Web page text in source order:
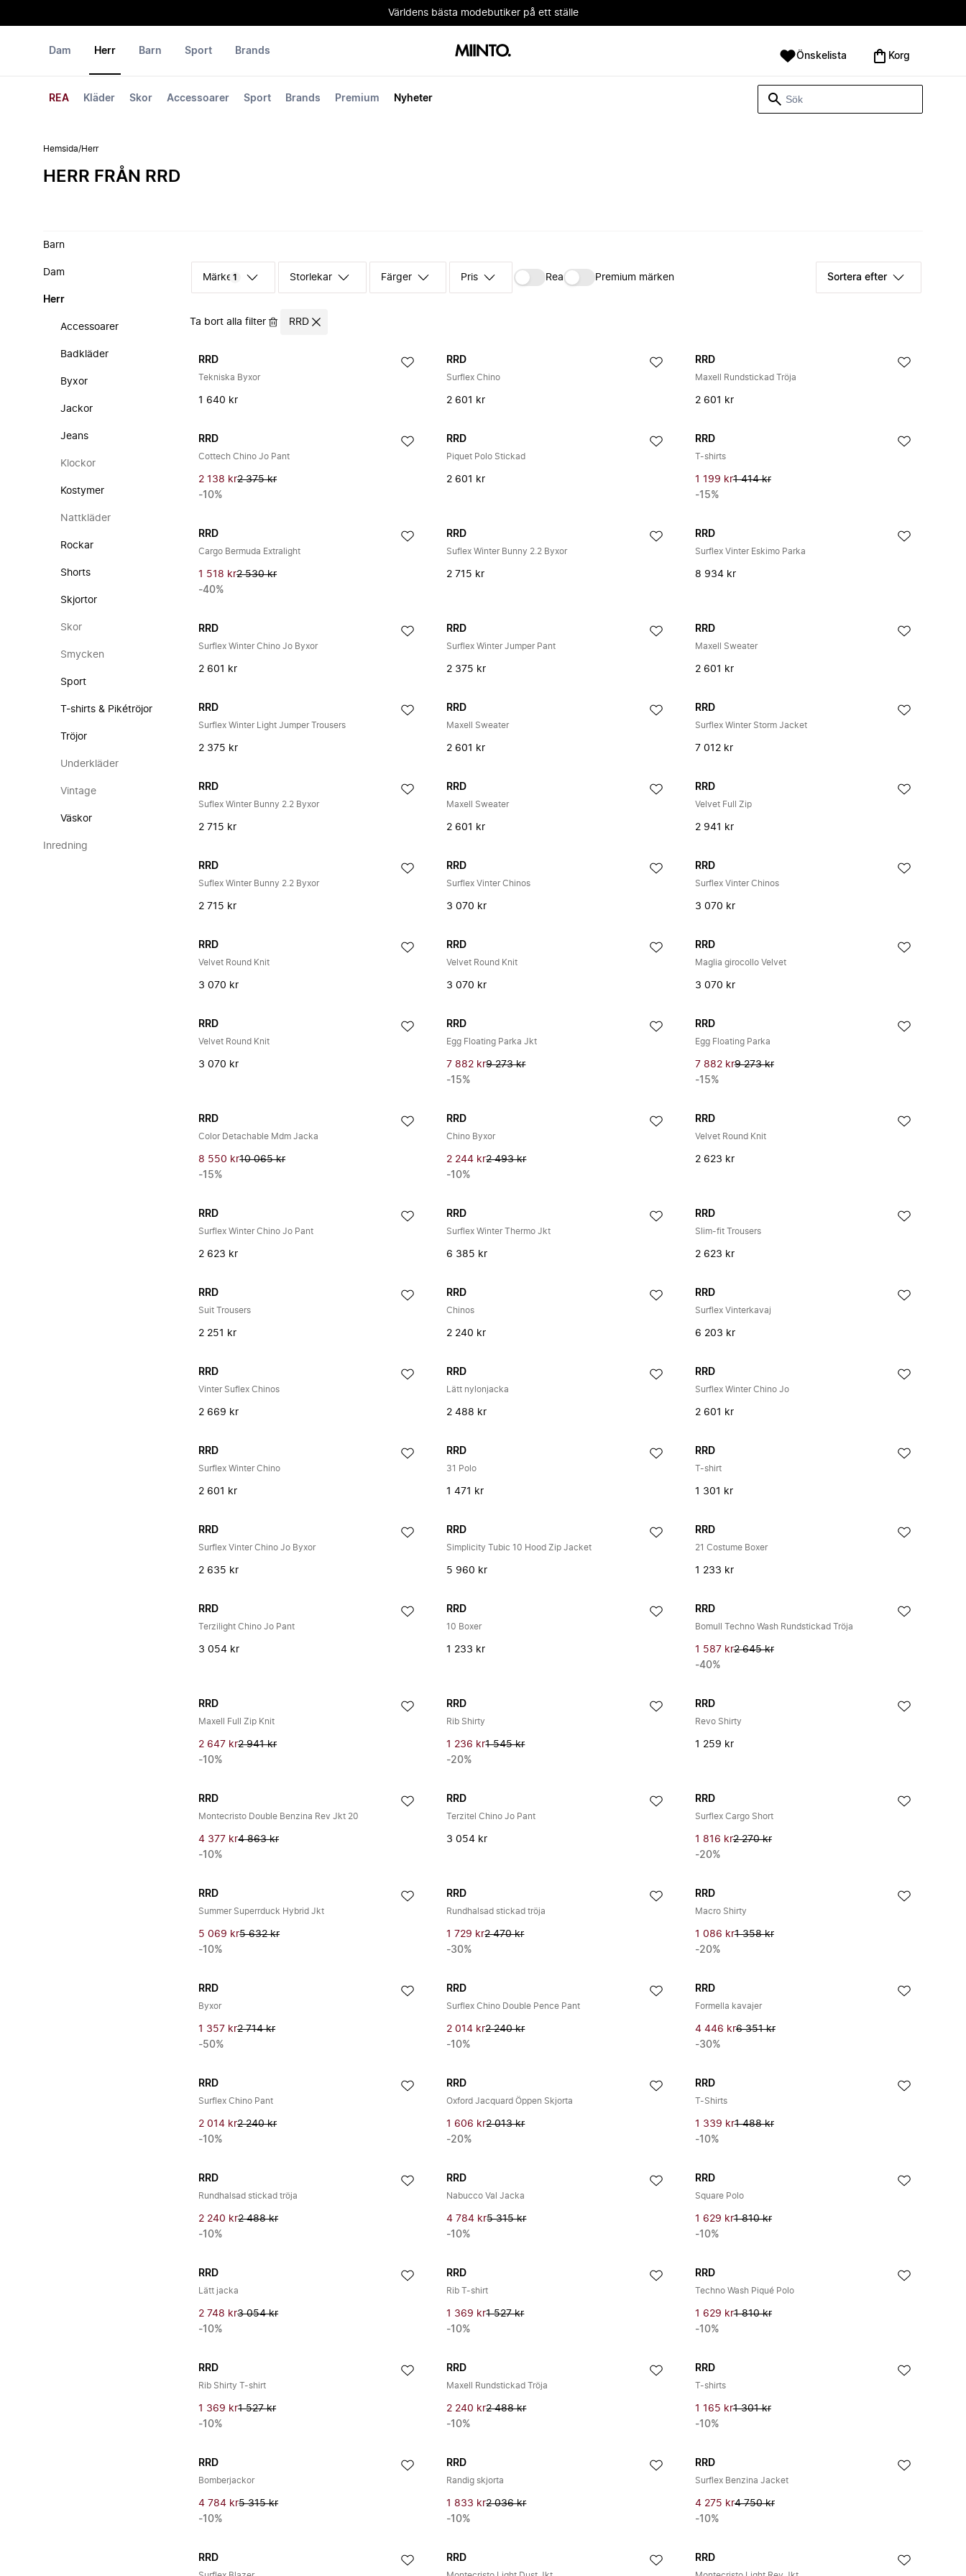
Världens bästa modebutiker på ett ställe
Dam Herr
REA Kläder Skor Accessoarer Sport Brands Premium Nyheter
Barn Sport Brands Önskelista Korg
Hemsida/Herr
HERR FRÅN RRD
Barn
Dam
Herr
Accessoarer
Badkläder
Byxor
Jackor
Jeans
Klockor
Kostymer
Nattkläder
Rockar
Shorts
Skjortor
Skor
Smycken
Sport
T-shirts & Pikétröjor
Tröjor
Underkläder
Vintage
Väskor
Inredning
Märke 1 Storlekar Färger Pris Rea Premium märken Sortera efter
Ta bort alla filter RRD
RRD
Tekniska Byxor
1 640 kr
RRD
Surflex Chino
2 601 kr
RRD
Maxell Rundstickad Tröja
2 601 kr
RRD
Cottech Chino Jo Pant
2 138 kr2 375 kr
-10%
RRD
Piquet Polo Stickad
2 601 kr
RRD
T-shirts
1 199 kr1 414 kr
-15%
RRD
Cargo Bermuda Extralight
1 518 kr2 530 kr
-40%
RRD
Suflex Winter Bunny 2.2 Byxor
2 715 kr
RRD
Surflex Vinter Eskimo Parka
8 934 kr
RRD
Surflex Winter Chino Jo Byxor
2 601 kr
RRD
Surflex Winter Jumper Pant
2 375 kr
RRD
Maxell Sweater
2 601 kr
RRD
Surflex Winter Light Jumper Trousers
2 375 kr
RRD
Maxell Sweater
2 601 kr
RRD
Surflex Winter Storm Jacket
7 012 kr
RRD
Suflex Winter Bunny 2.2 Byxor
2 715 kr
RRD
Maxell Sweater
2 601 kr
RRD
Velvet Full Zip
2 941 kr
RRD
Suflex Winter Bunny 2.2 Byxor
2 715 kr
RRD
Surflex Vinter Chinos
3 070 kr
RRD
Surflex Vinter Chinos
3 070 kr
RRD
Velvet Round Knit
3 070 kr
RRD
Velvet Round Knit
3 070 kr
RRD
Maglia girocollo Velvet
3 070 kr
RRD
Velvet Round Knit
3 070 kr
RRD
Egg Floating Parka Jkt
7 882 kr9 273 kr
-15%
RRD
Egg Floating Parka
7 882 kr9 273 kr
-15%
RRD
Color Detachable Mdm Jacka
8 550 kr10 065 kr
-15%
RRD
Chino Byxor
2 244 kr2 493 kr
-10%
RRD
Velvet Round Knit
2 623 kr
RRD
Surflex Winter Chino Jo Pant
2 623 kr
RRD
Surflex Winter Thermo Jkt
6 385 kr
RRD
Slim-fit Trousers
2 623 kr
RRD
Suit Trousers
2 251 kr
RRD
Chinos
2 240 kr
RRD
Surflex Vinterkavaj
6 203 kr
RRD
Vinter Suflex Chinos
2 669 kr
RRD
Lätt nylonjacka
2 488 kr
RRD
Surflex Winter Chino Jo
2 601 kr
RRD
Surflex Winter Chino
2 601 kr
RRD
31 Polo
1 471 kr
RRD
T-shirt
1 301 kr
RRD
Surflex Vinter Chino Jo Byxor
2 635 kr
RRD
Simplicity Tubic 10 Hood Zip Jacket
5 960 kr
RRD
21 Costume Boxer
1 233 kr
RRD
Terzilight Chino Jo Pant
3 054 kr
RRD
10 Boxer
1 233 kr
RRD
Bomull Techno Wash Rundstickad Tröja
1 587 kr2 645 kr
-40%
RRD
Maxell Full Zip Knit
2 647 kr2 941 kr
-10%
RRD
Rib Shirty
1 236 kr1 545 kr
-20%
RRD
Revo Shirty
1 259 kr
RRD
Montecristo Double Benzina Rev Jkt 20
4 377 kr4 863 kr
-10%
RRD
Terzitel Chino Jo Pant
3 054 kr
RRD
Surflex Cargo Short
1 816 kr2 270 kr
-20%
RRD
Summer Superrduck Hybrid Jkt
5 069 kr5 632 kr
-10%
RRD
Rundhalsad stickad tröja
1 729 kr2 470 kr
-30%
RRD
Macro Shirty
1 086 kr1 358 kr
-20%
RRD
Byxor
1 357 kr2 714 kr
-50%
RRD
Surflex Chino Double Pence Pant
2 014 kr2 240 kr
-10%
RRD
Formella kavajer
4 446 kr6 351 kr
-30%
RRD
Surflex Chino Pant
2 014 kr2 240 kr
-10%
RRD
Oxford Jacquard Öppen Skjorta
1 606 kr2 013 kr
-20%
RRD
T-Shirts
1 339 kr1 488 kr
-10%
RRD
Rundhalsad stickad tröja
2 240 kr2 488 kr
-10%
RRD
Nabucco Val Jacka
4 784 kr5 315 kr
-10%
RRD
Square Polo
1 629 kr1 810 kr
-10%
RRD
Lätt jacka
2 748 kr3 054 kr
-10%
RRD
Rib T-shirt
1 369 kr1 527 kr
-10%
RRD
Techno Wash Piqué Polo
1 629 kr1 810 kr
-10%
RRD
Rib Shirty T-shirt
1 369 kr1 527 kr
-10%
RRD
Maxell Rundstickad Tröja
2 240 kr2 488 kr
-10%
RRD
T-shirts
1 165 kr1 301 kr
-10%
RRD
Bomberjackor
4 784 kr5 315 kr
-10%
RRD
Randig skjorta
1 833 kr2 036 kr
-10%
RRD
Surflex Benzina Jacket
4 275 kr4 750 kr
-10%
RRD RRD RRD